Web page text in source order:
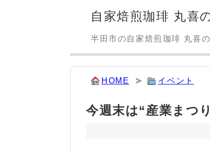
自家焙煎珈琲 丸喜
半田市の自家焙煎珈琲 丸喜
HOME イベント
今週末は“産業まつ